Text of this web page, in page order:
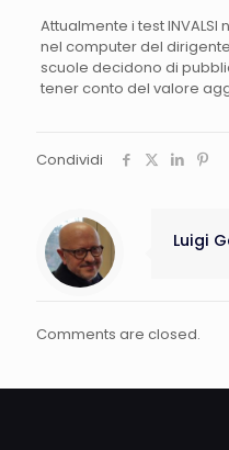
Attualmente i test
nel computer del
scuole decidono di
tener conto del valore
Condividi
Luigi
Comments are closed.